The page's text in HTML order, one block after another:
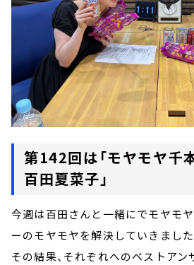
第142回は「モヤモヤ
百田夏菜子」
今週は百田さんと一緒にでモヤモ
ーのモヤモヤを解決していきました
その結果、それぞれへのベストアン